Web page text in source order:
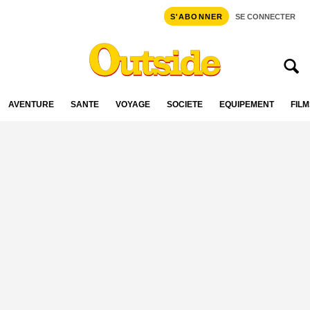
S'ABONNER SE CONNECTER
AVENTURE SANTÉ VOYAGE SOCIÉTÉ ÉQUIPEMENT